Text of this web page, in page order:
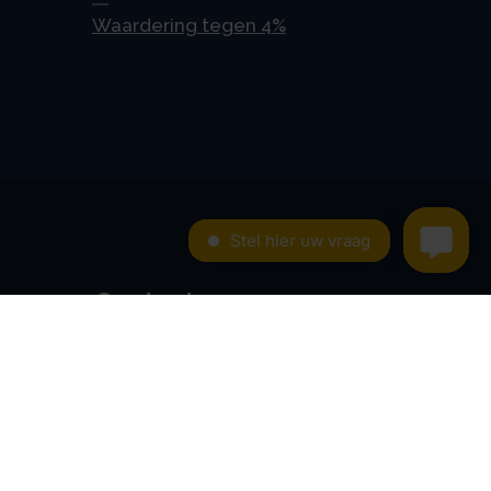
Waardering tegen 4%
Contact